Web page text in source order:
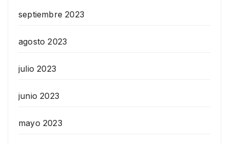
septiembre 2023
agosto 2023
julio 2023
junio 2023
mayo 2023